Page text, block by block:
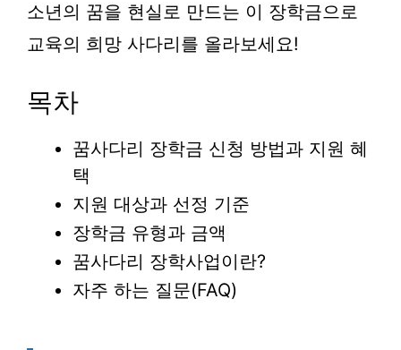
소년의 꿈을 현실로 만드는 이 장학금으로
교육의 희망 사다리를 올라보세요!
목차
꿈사다리 장학금 신청 방법과 지원 혜
택
지원 대상과 선정 기준
장학금 유형과 금액
꿈사다리 장학사업이란?
자주 하는 질문(FAQ)